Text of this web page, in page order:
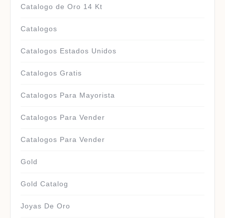
Catalogo de Oro 14 Kt
Catalogos
Catalogos Estados Unidos
Catalogos Gratis
Catalogos Para Mayorista
Catalogos Para Vender
Catalogos Para Vender
Gold
Gold Catalog
Joyas De Oro